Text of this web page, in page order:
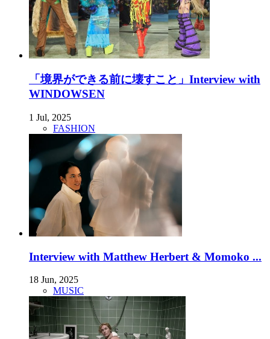
「境界ができる前に壊すこと」Interview with
WINDOWSEN
1 Jul, 2025
FASHION
Interview with Matthew Herbert & Momoko ...
18 Jun, 2025
MUSIC